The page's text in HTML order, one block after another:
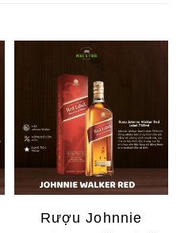
Rượu Johnnie